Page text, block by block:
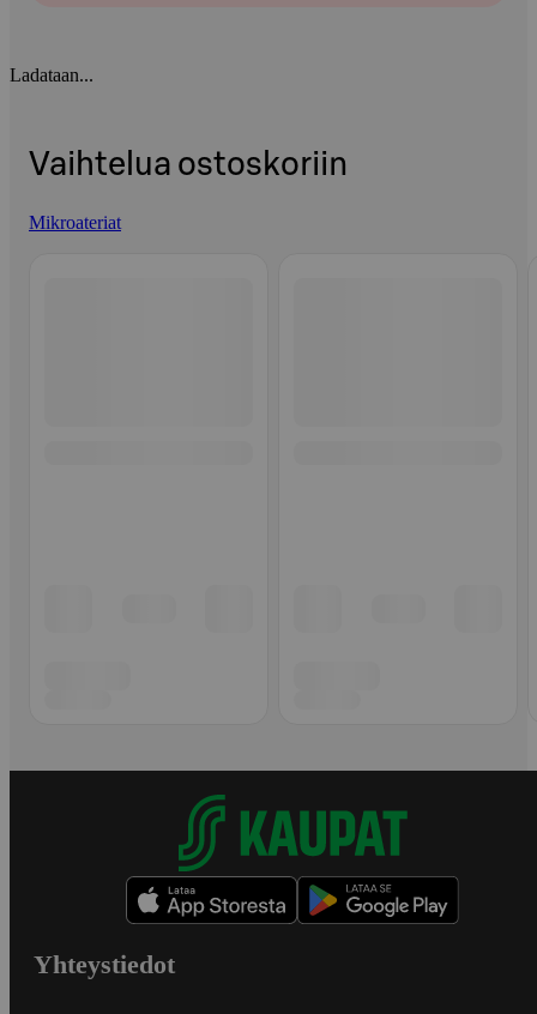
Ladataan...
Vaihtelua ostoskoriin
Mikroateriat
Yhteystiedot